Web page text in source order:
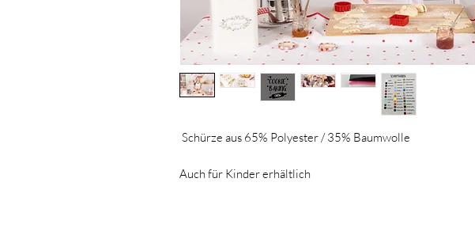
Schürze aus 65% Polyester / 35% Baumwolle
Auch für Kinder erhältlich